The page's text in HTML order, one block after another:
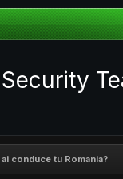
ai conduce tu Romania?